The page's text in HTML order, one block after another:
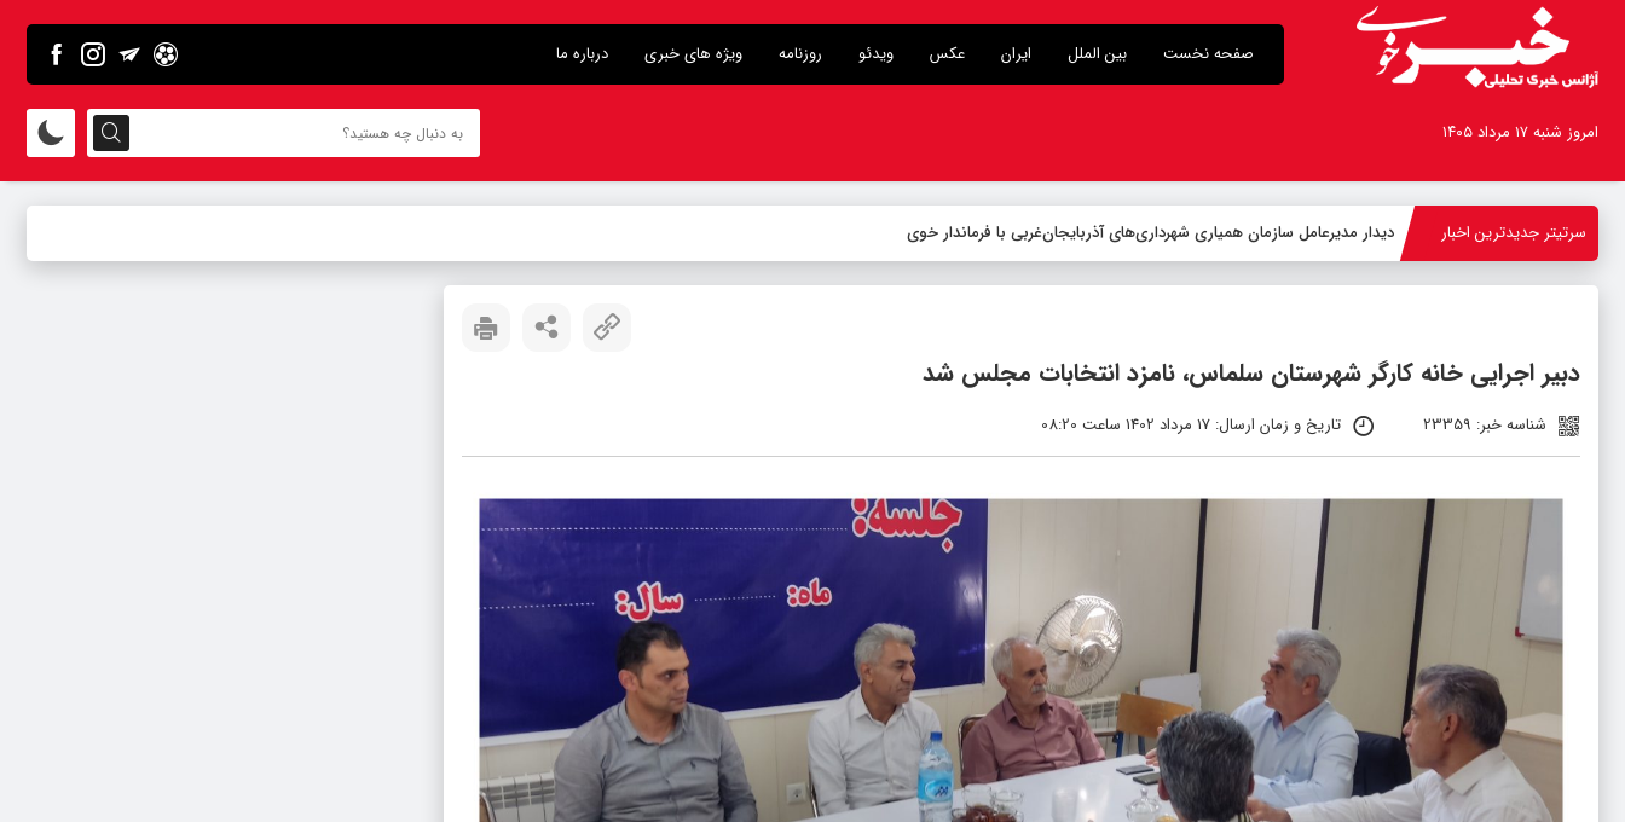
صفحه نخست بین الملل ایران عکس ویدئو روزنامه ویژه های خبری درباره ما
امروز شنبه ۱۷ مرداد ۱۴۰۵
سرتیتر جدیدترین اخبار -
دبیر اجرایی خانه کارگر شهرستان سلماس، نامزد انتخابات مجلس شد
شناسه خبر: 23359 تاریخ و زمان ارسال: 17 مرداد 1402 ساعت 08:20